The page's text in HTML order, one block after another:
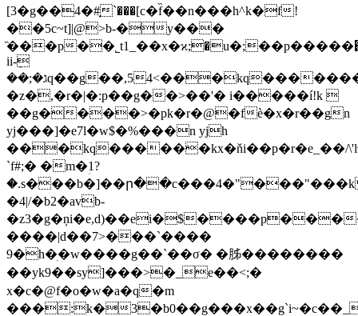
[3�g��4�#֢`���[c�f̏��n���h^k�f!
��5c~t]|@>b-�y���
̏���p��˾t1_��x�ϰ;�u�;��p�����֐�����f����>�pk�r�@��m>�����<���
ii-ܼ
��;�גq��g��,54<���kq�������<��>l�}
�z�,�r�|�:p��g��>��'� i�����í!k 
��g����>�pk�r�@�fѐ�x�r��gn
yj���]�e7l�w$�%���n yjh
���kq������kx�ňi��p�r�e_��/
`f#;� �m�ؚ1?
�.s���b�]��ր��c���4�"���"���k͘
�4|/�b2�avb-
�z3�g�ņi�e,d)��ei�$����p���
����|d��7>���`����
9�h�ׅ�w����g��`��σ� �胏��������
��yk9��sy]���>�_e��<;�
x�c�@f�o�w�a�q�m
���:k�